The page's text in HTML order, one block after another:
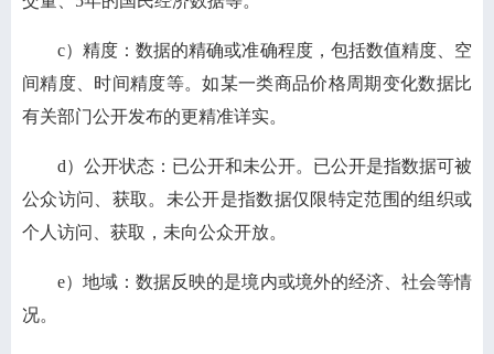
c）精度：数据的精确或准确程度，包括数值精度、空
间精度、时间精度等。如某一类商品价格周期变化数据比
有关部门公开发布的更精准详实。
d）公开状态：已公开和未公开。已公开是指数据可被
公众访问、获取。未公开是指数据仅限特定范围的组织或
个人访问、获取，未向公众开放。
e）地域：数据反映的是境内或境外的经济、社会等情
况。